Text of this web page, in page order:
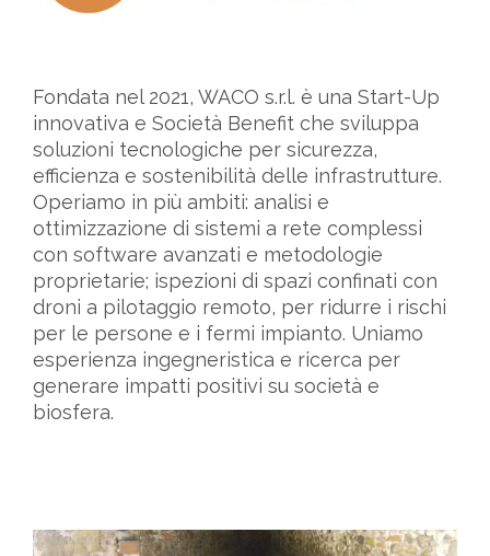
Fondata nel 2021, WACO s.r.l. è una Start-Up
innovativa e Società Benefit che sviluppa
soluzioni tecnologiche per sicurezza,
efficienza e sostenibilità delle infrastrutture.
Operiamo in più ambiti: analisi e
ottimizzazione di sistemi a rete complessi
con software avanzati e metodologie
proprietarie; ispezioni di spazi confinati con
droni a pilotaggio remoto, per ridurre i rischi
per le persone e i fermi impianto. Uniamo
esperienza ingegneristica e ricerca per
generare impatti positivi su società e
biosfera.